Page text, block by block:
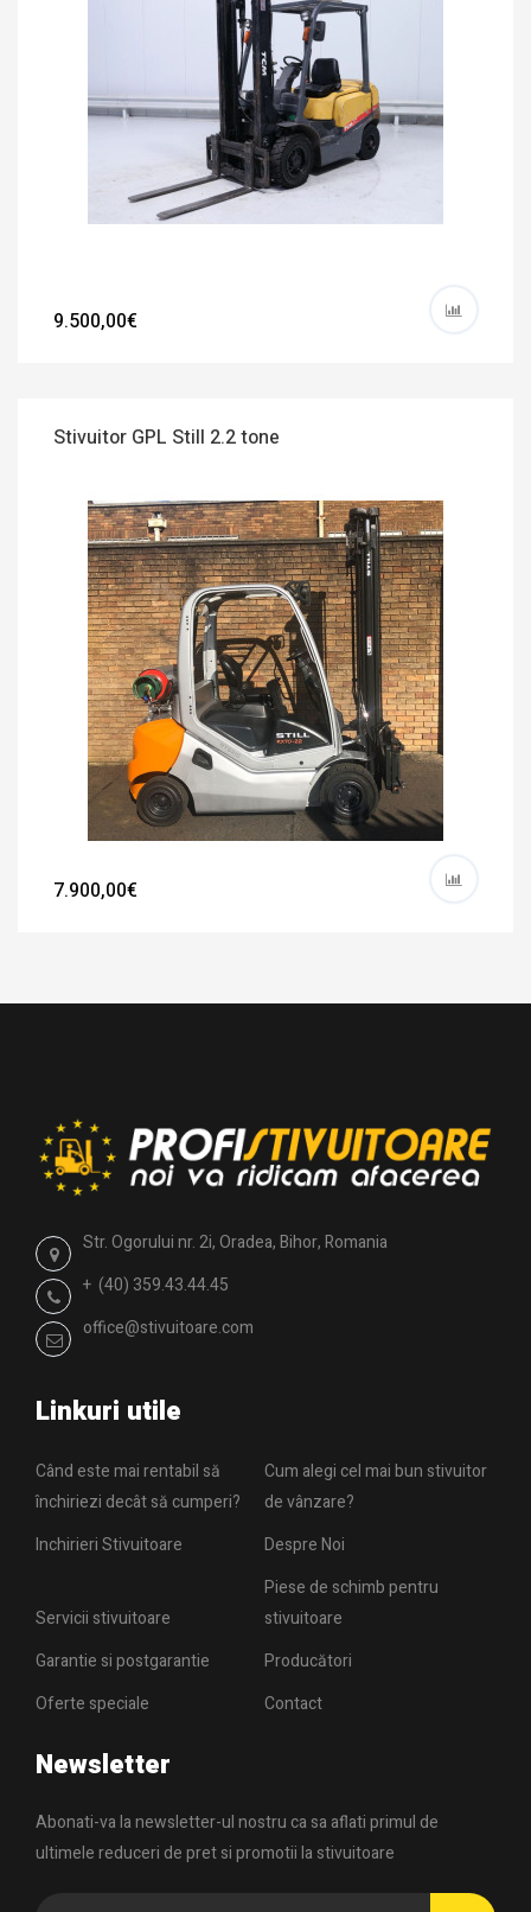
9.500,00€
Stivuitor GPL Still 2.2 tone
7.900,00€
Str. Ogorului nr. 2i, Oradea, Bihor, Romania
+ (40) 359.43.44.45
office@stivuitoare.com
Linkuri utile
Când este mai rentabil să
închiriezi decât să cumperi?
Cum alegi cel mai bun stivuitor
de vânzare?
Inchirieri Stivuitoare
Despre Noi
Servicii stivuitoare
Piese de schimb pentru
stivuitoare
Garantie si postgarantie
Producători
Oferte speciale
Contact
Newsletter
Abonati-va la newsletter-ul nostru ca sa aflati primul de
ultimele reduceri de pret si promotii la stivuitoare